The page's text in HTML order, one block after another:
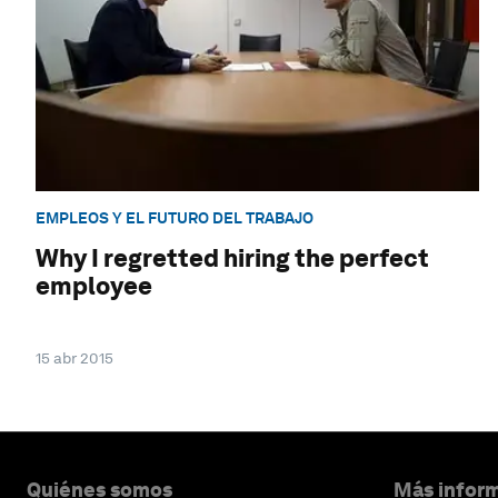
EMPLEOS Y EL FUTURO DEL TRABAJO
Why I regretted hiring the perfect
employee
15 abr 2015
Quiénes somos Más